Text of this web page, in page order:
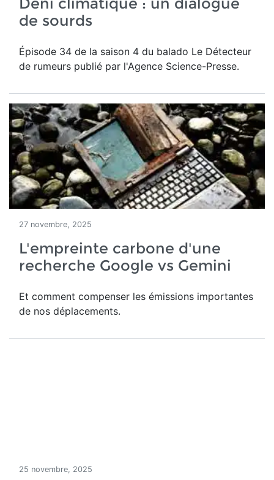
de sourds
Épisode 34 de la saison 4 du balado Le Détecteur
de rumeurs publié par l'Agence Science-Presse.
27 novembre, 2025
L'empreinte carbone d'une
recherche Google vs Gemini
Et comment compenser les émissions importantes
de nos déplacements.
25 novembre, 2025